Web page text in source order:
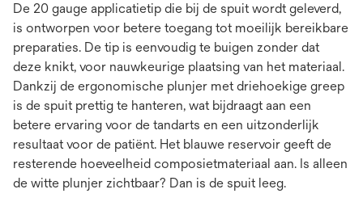
De 20 gauge applicatietip die bij de spuit wordt geleverd,
is ontworpen voor betere toegang tot moeilijk bereikbare
preparaties. De tip is eenvoudig te buigen zonder dat
deze knikt, voor nauwkeurige plaatsing van het materiaal.
Dankzij de ergonomische plunjer met driehoekige greep
is de spuit prettig te hanteren, wat bijdraagt aan een
betere ervaring voor de tandarts en een uitzonderlijk
resultaat voor de patiënt. Het blauwe reservoir geeft de
resterende hoeveelheid composietmateriaal aan. Is alleen
de witte plunjer zichtbaar? Dan is de spuit leeg.